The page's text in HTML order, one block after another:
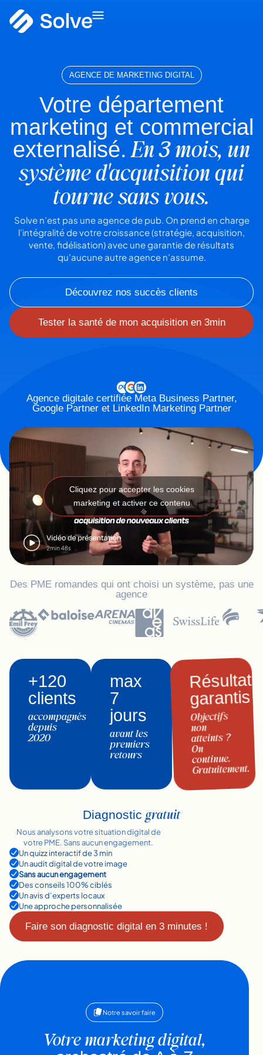
AGENCE DE MARKETING DIGITAL
Votre département
marketing et commercial
externalisé. En 3 mois, un
système d'acquisition qui
tourne sans vous.
Solve n’est pas une agence de pub. On prend en charge
l’intégralité de votre croissance (stratégie, acquisition,
vente, fidélisation) avec une garantie de résultats
qu’aucune autre agence n’assume.
Découvrez nos succès clients
Tester la santé de mon acquisition en 3min
Agence digitale certifiée Meta Business Partner,
Google Partner et LinkedIn Marketing Partner
Cliquez pour accepter les cookies
marketing et activer ce contenu
Des PME romandes qui ont choisi un système, pas une
agence
+120
clients
accompagnés
depuis
2020
max
7
jours
avant les
premiers
retours
Résultats
garantis
Objectifs
non
atteints ?
On
continue.
Gratuitement.
Diagnostic gratuit
Nous analysons votre situation digital de
votre PME. Sans aucun engagement.
Un quizz interactif de 3 min
Un audit digital de votre image
Sans aucun engagement
Des conseils 100% ciblés
Un avis d’experts locaux
Une approche personnalisée
Faire son diagnostic digital en 3 minutes !
Notre savoir faire
Votre marketing digital,